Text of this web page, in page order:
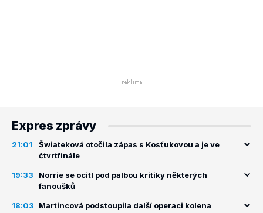
Expres zprávy
21:01
Šwiateková otočila zápas s Kosťukovou a je ve
čtvrtfinále
19:33
Norrie se ocitl pod palbou kritiky některých
fanoušků
18:03 Martincová podstoupila další operaci kolena